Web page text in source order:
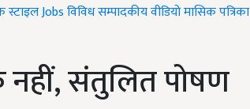
स्टाइलJobsविविधसम्पादकीयवीडियोमासिक पत्रिका
नहीं, संतुलित पोषण